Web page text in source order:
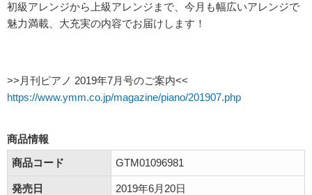
初級アレンジから上級アレンジまで、今月も幅広いアレンジで
魅力満載、大充実の内容でお届けします！
>>月刊ピアノ 2019年7月号のご案内<<
https://www.ymm.co.jp/magazine/piano/201907.php
商品情報
商品コード
GTM01096981
発売日 2019年6月20日